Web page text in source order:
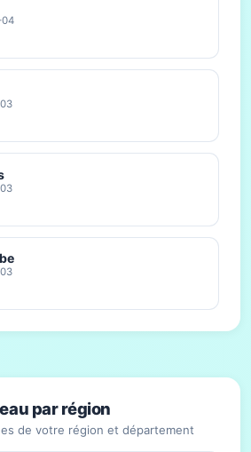
04
par région
de votre région et département